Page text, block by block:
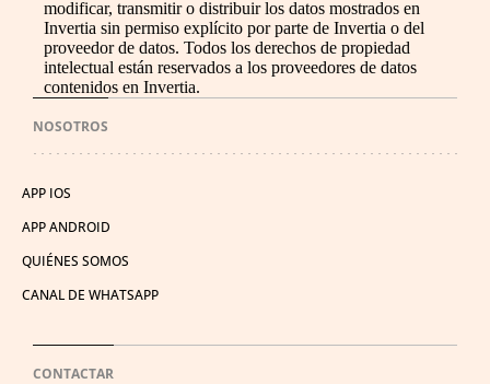
modificar, transmitir o distribuir los datos mostrados en
Invertia sin permiso explícito por parte de Invertia o del
proveedor de datos. Todos los derechos de propiedad
intelectual están reservados a los proveedores de datos
contenidos en Invertia.
NOSOTROS
APP IOS
APP ANDROID
QUIÉNES SOMOS
CANAL DE WHATSAPP
CONTACTAR